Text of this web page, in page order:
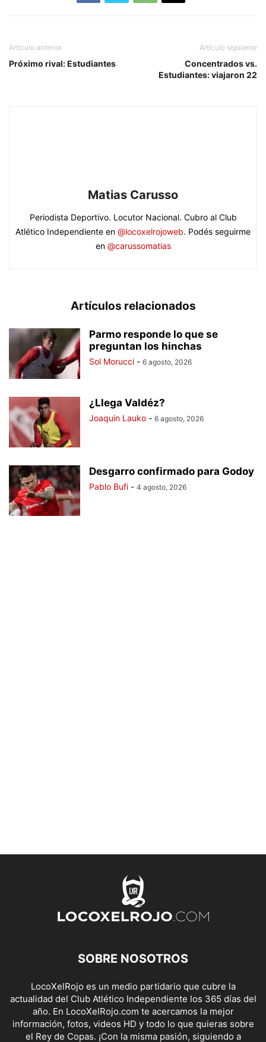
Artículo anterior
Próximo rival: Estudiantes
Artículo siguiente
Concentrados vs.
Estudiantes: viajaron 22
Matias Carusso
Periodista Deportivo. Locutor Nacional. Cubro al Club
Atlético Independiente en @locoxelrojoweb. Podés seguirme
en @carussomatias
Artículos relacionados
Parmo responde lo que se
preguntan los hinchas
Sol Morucci - 6 agosto, 2026
¿Llega Valdéz?
Joaquin Lauko - 6 agosto, 2026
Desgarro confirmado para Godoy
Pablo Bufi - 4 agosto, 2026
SOBRE NOSOTROS
LocoXelRojo es un medio partidario que cubre la
actualidad del Club Atlético Independiente los 365 días del
año. En LocoXelRojo.com te acercamos la mejor
información, fotos, videos HD y todo lo que quieras sobre
el Rey de Copas. ¡Con la misma pasión, siguiendo a